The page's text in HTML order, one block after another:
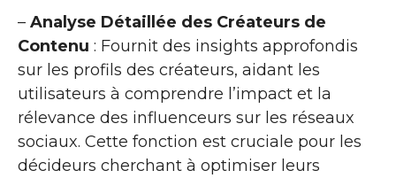
– Analyse Détaillée des Créateurs de
Contenu : Fournit des insights approfondis
sur les profils des créateurs, aidant les
utilisateurs à comprendre l’impact et la
rélevance des influenceurs sur les réseaux
sociaux. Cette fonction est cruciale pour les
décideurs cherchant à optimiser leurs